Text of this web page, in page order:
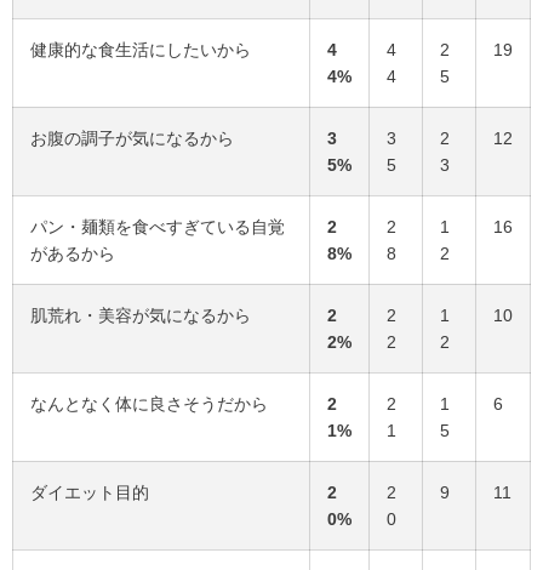
健康的な食生活にしたいから
4
4%
4
4
2
5
19
お腹の調子が気になるから
3
5%
3
5
2
3
12
パン・麺類を食べすぎている自覚
があるから
2
8%
2
8
1
2
16
肌荒れ・美容が気になるから
2
2%
2
2
1
2
10
なんとなく体に良さそうだから
2
1%
2
1
1
5
6
ダイエット目的
2
0%
2
0
9 11